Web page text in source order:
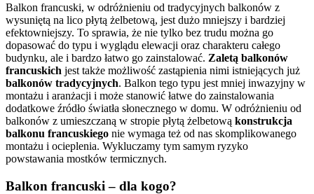
Balkon francuski, w odróżnieniu od tradycyjnych balkonów z
wysuniętą na lico płytą żelbetową, jest dużo mniejszy i bardziej
efektowniejszy. To sprawia, że nie tylko bez trudu można go
dopasować do typu i wyglądu elewacji oraz charakteru całego
budynku, ale i bardzo łatwo go zainstalować. Zaletą balkonów
francuskich jest także możliwość zastąpienia nimi istniejących już
balkonów tradycyjnych. Balkon tego typu jest mniej inwazyjny w
montażu i aranżacji i może stanowić łatwe do zainstalowania
dodatkowe źródło światła słonecznego w domu. W odróżnieniu od
balkonów z umieszczaną w stropie płytą żelbetową konstrukcja
balkonu francuskiego nie wymaga też od nas skomplikowanego
montażu i ocieplenia. Wykluczamy tym samym ryzyko
powstawania mostków termicznych.
Balkon francuski – dla kogo?